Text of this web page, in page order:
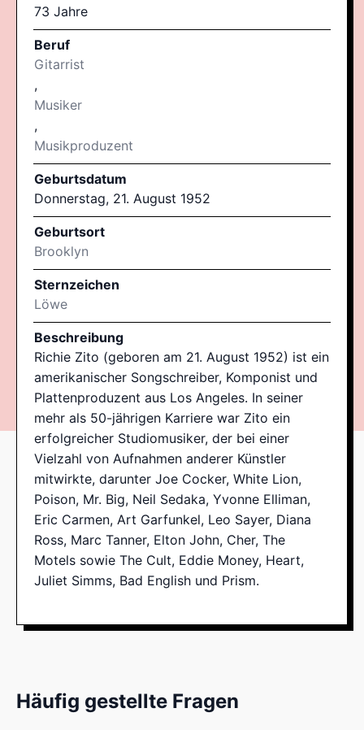
73 Jahre
Beruf
Gitarrist
,
Musiker
,
Musikproduzent
Geburtsdatum
Donnerstag, 21. August 1952
Geburtsort
Brooklyn
Sternzeichen
Löwe
Beschreibung
Richie Zito (geboren am 21. August 1952) ist ein
amerikanischer Songschreiber, Komponist und
Plattenproduzent aus Los Angeles. In seiner
mehr als 50-jährigen Karriere war Zito ein
erfolgreicher Studiomusiker, der bei einer
Vielzahl von Aufnahmen anderer Künstler
mitwirkte, darunter Joe Cocker, White Lion,
Poison, Mr. Big, Neil Sedaka, Yvonne Elliman,
Eric Carmen, Art Garfunkel, Leo Sayer, Diana
Ross, Marc Tanner, Elton John, Cher, The
Motels sowie The Cult, Eddie Money, Heart,
Juliet Simms, Bad English und Prism.
Häufig gestellte Fragen